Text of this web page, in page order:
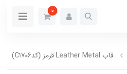
0
قاب Leather Metal قرمز (کدC1706)